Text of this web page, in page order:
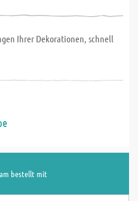
Ihrer Dekorationen, schnell
bestellt mit